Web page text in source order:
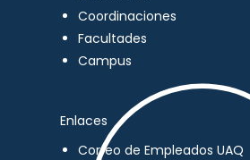
Coordinaciones
Facultades
Campus
Enlaces
Correo de Empleados UAQ